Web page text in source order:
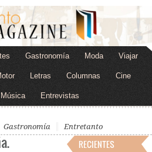
Gastronomía Moda Viajar
Letras Columnas Cine
Música Entrevistas
Gastronomía Entretanto
RECIENTES